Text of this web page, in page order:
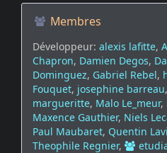
Membres
Développeur: alexis lafitte,
Chapron, Damien Degos,
Dominguez, Gabriel Rebel,
Fouquet, josephine barreau,
margueritte, Malo Le_meur,
Maxence Gauthier, Niels
Paul Maubaret, Quentin
Theophile Regnier,